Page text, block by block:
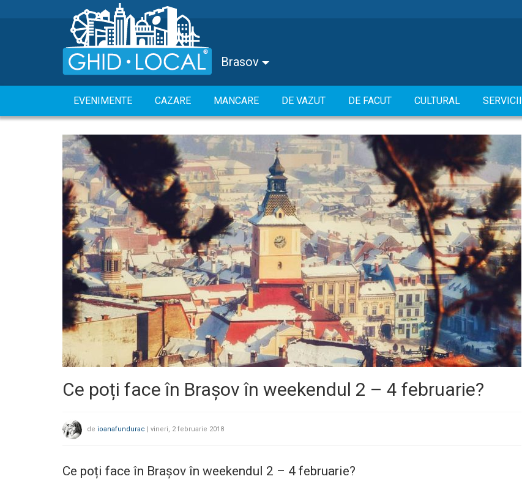
Brasov
EVENIMENTE CAZARE MANCARE DE VAZUT DE FACUT CULTURAL SERVICII
Ce poți face în Brașov în weekendul 2 – 4 februarie?
de ioanafundurac | vineri, 2 februarie 2018
Ce poți face în Brașov în weekendul 2 – 4 februarie?